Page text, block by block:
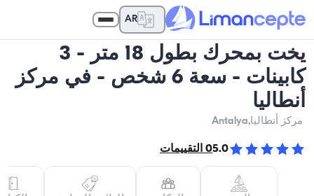
AR
يخت بمحرك بطول 18 متر - 3
كابينات - سعة 6 شخص - في مركز
أنطاليا
مركز أنطاليا,Antalya
5.0
0 التقييمات